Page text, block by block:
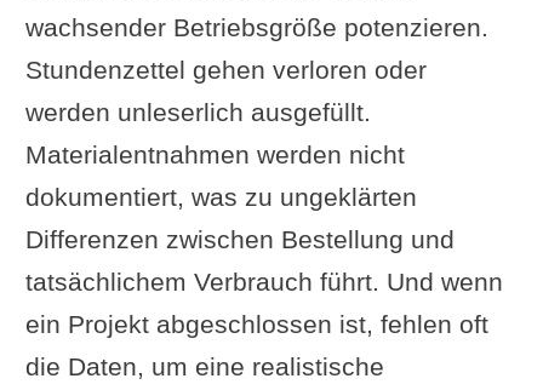
wachsender Betriebsgröße potenzieren.
Stundenzettel gehen verloren oder
werden unleserlich ausgefüllt.
Materialentnahmen werden nicht
dokumentiert, was zu ungeklärten
Differenzen zwischen Bestellung und
tatsächlichem Verbrauch führt. Und wenn
ein Projekt abgeschlossen ist, fehlen oft
die Daten, um eine realistische